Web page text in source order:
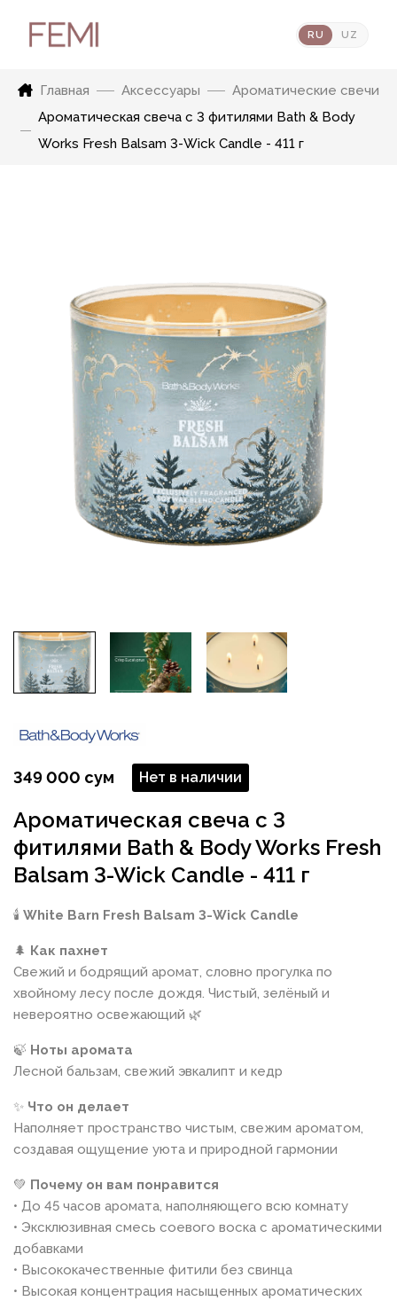
RU UZ
Главная Аксессуары
Ароматические свечи
Ароматическая свеча с 3 фитилями Bath & Body
Works Fresh Balsam 3-Wick Candle - 411 г
349 000 сум Нет в наличии
Ароматическая свеча с 3
фитилями Bath & Body Works Fresh
Balsam 3-Wick Candle - 411 г
🕯 White Barn Fresh Balsam 3-Wick Candle
🌲 Как пахнет
Свежий и бодрящий аромат, словно прогулка по
хвойному лесу после дождя. Чистый, зелёный и
невероятно освежающий 🌿
🍃 Ноты аромата
Лесной бальзам, свежий эвкалипт и кедр
✨ Что он делает
Наполняет пространство чистым, свежим ароматом,
создавая ощущение уюта и природной гармонии
💚 Почему он вам понравится
• До 45 часов аромата, наполняющего всю комнату
• Эксклюзивная смесь соевого воска с ароматическими
добавками
• Высококачественные фитили без свинца
• Высокая концентрация насыщенных ароматических